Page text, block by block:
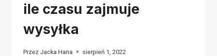
ile czasu zajmuje
wysyłka
Przez Jacka Hana sierpień 1, 2022